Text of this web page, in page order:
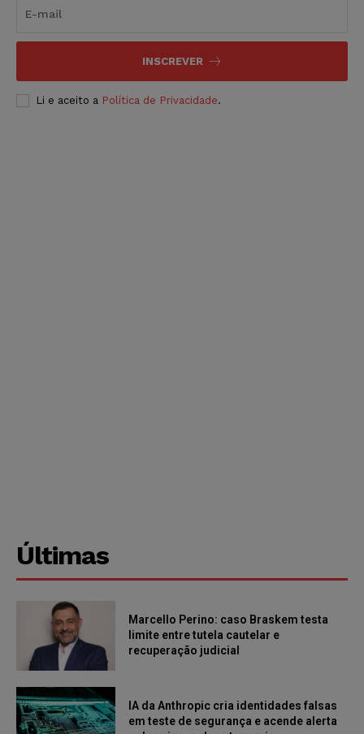
INSCREVER
Li e aceito a Política de Privacidade.
Últimas
Marcello Perino: caso Braskem testa
limite entre tutela cautelar e
recuperação judicial
IA da Anthropic cria identidades falsas
em teste de segurança e acende alerta